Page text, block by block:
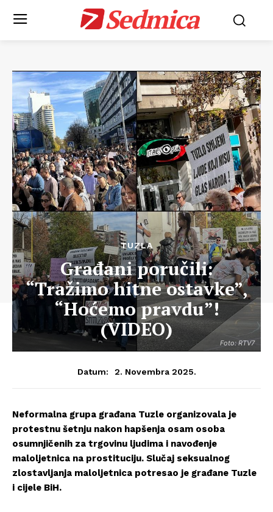
Sedmica
Foto: RTV7
TUZLA
Građani poručili:
“Tražimo hitne ostavke”,
“Hoćemo pravdu”!
(VIDEO)
Datum: 2. Novembra 2025.
Neformalna grupa građana Tuzle organizovala je
protestnu šetnju nakon hapšenja osam osoba
osumnjičenih za trgovinu ljudima i navođenje
maloljetnica na prostituciju. Slučaj seksualnog
zlostavljanja maloljetnica potresao je građane Tuzle
i cijele BiH.